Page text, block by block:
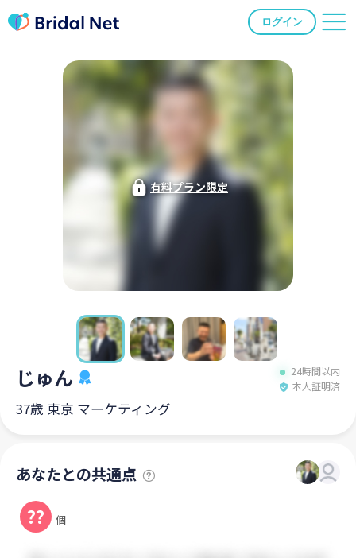
ログイン
有料プラン限定
じゅん
24時間以内
本人証明済
37歳 東京 マーケティング
あなたとの共通点
?? 個